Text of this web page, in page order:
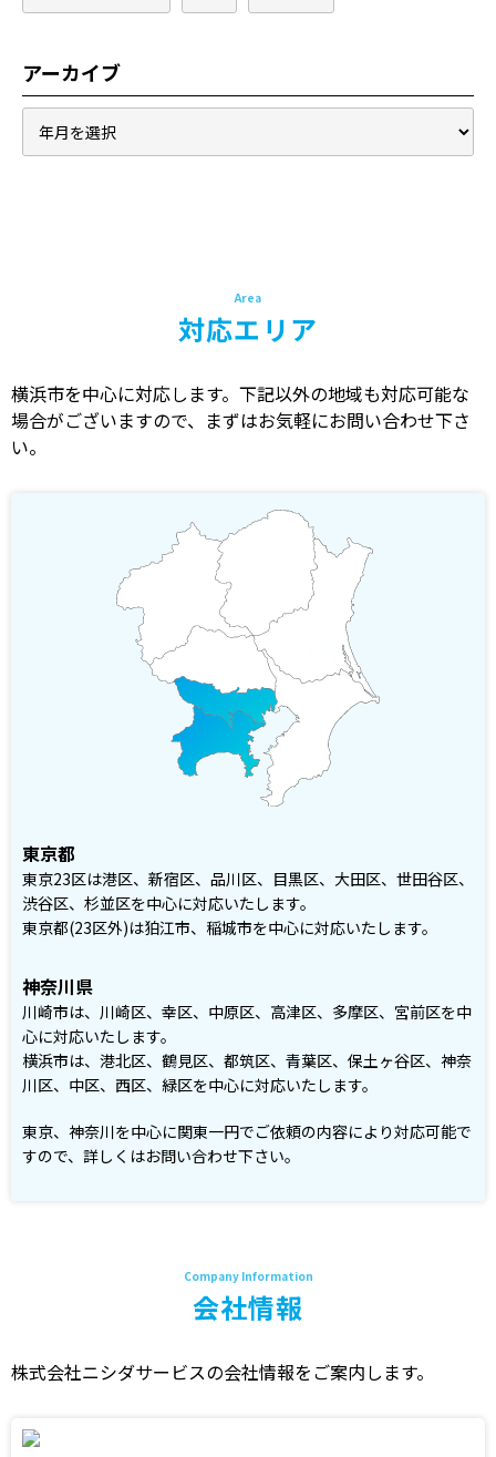
アーカイブ
対応エリア
横浜市を中心に対応します。下記以外の地域も対応可能な
場合がございますので、まずはお気軽にお問い合わせ下さ
い。
東京都
東京23区は港区、新宿区、品川区、目黒区、大田区、世田谷区、
渋谷区、杉並区を中心に対応いたします。
東京都(23区外)は狛江市、稲城市を中心に対応いたします。
神奈川県
川崎市は、川崎区、幸区、中原区、高津区、多摩区、宮前区を中
心に対応いたします。
横浜市は、港北区、鶴見区、都筑区、青葉区、保土ヶ谷区、神奈
川区、中区、西区、緑区を中心に対応いたします。
東京、神奈川を中心に関東一円でご依頼の内容により対応可能で
すので、詳しくはお問い合わせ下さい。
会社情報
株式会社ニシダサービスの会社情報をご案内します。